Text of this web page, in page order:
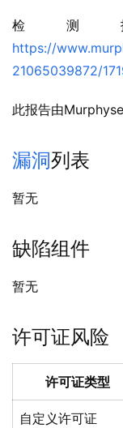
检测
https://
21065039872/
此报告由
漏洞列表
暂无
缺陷组件
暂无
许可证风险
许可证类型
自定义许可证